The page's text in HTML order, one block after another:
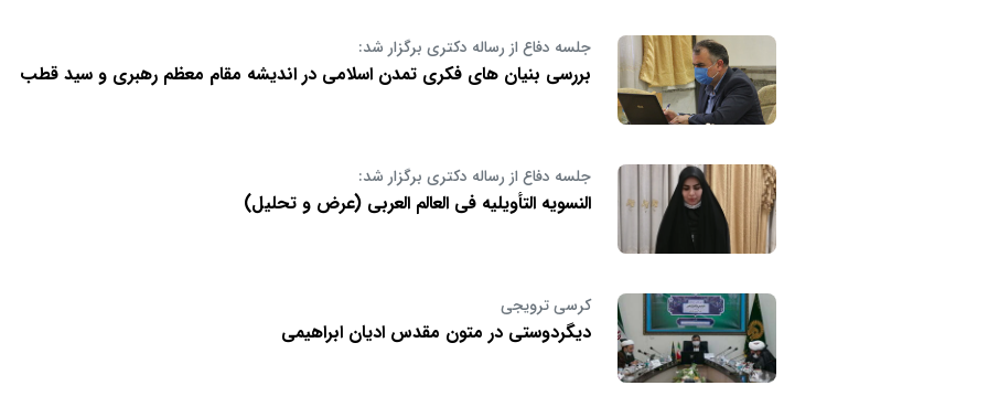
جلسه دفاع از رساله دکتری برگزار شد:
بررسی بنیان های فکری تمدن اسلامی در اندیشه مقام معظم رهبری و سید قطب
جلسه دفاع از رساله دکتری برگزار شد:
النسویه التأویلیه فی العالم العربی (عرض و تحلیل)
کرسی ترویجی
دیگردوستی در متون مقدس ادیان ابراهیمی